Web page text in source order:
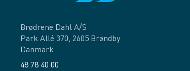
Brødrene Dahl A/S
Park Allé 370, 2605 Brøndby
Danmark
48 78 40 00